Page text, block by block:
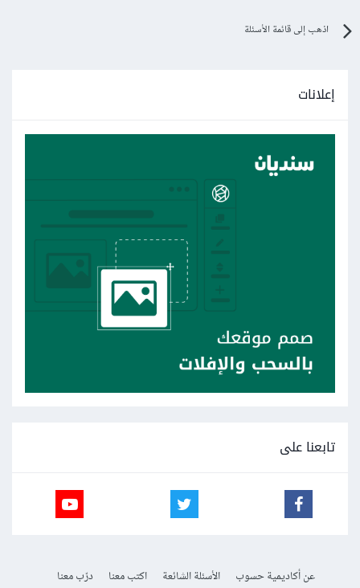
هل لاحظت شيئًا؟
لقد حدث خطأ إملائي في اسم المتغير بالسطر الأخير، وهذا سيسبب
في مشاكل كبيرة جدًا، لأن بايثون سيعتبر أنك تريد تعريف متغير
ضمن فوائد العامل الثلاثي، ولكن كما قلت، يستخدم بحذر.
تعتمد الطريقة على الحالة التي بين يديك،
فإذا كان الفريق يحتوي العديد من المبتدئين، فالطريقة الثانية أنسب،
أما إذا لديهم خلفية جيدة عن العامل الثلاثي، فالطريقة الثانية
معين.
اذهب إلى قائمة الأسئلة
إعلانات
تابعنا على
عن أكاديمية حسوب الأسئلة الشائعة اكتب معنا
درّب معنا